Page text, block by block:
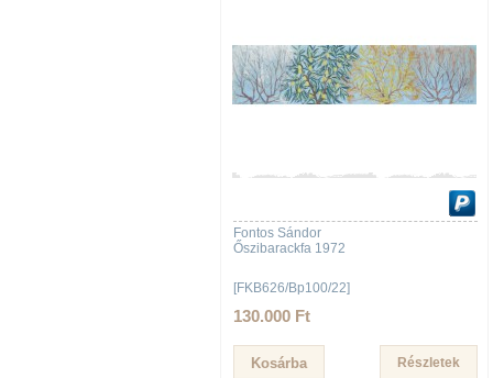
Fontos Sándor
Őszibarackfa 1972
[FKB626/Bp100/22]
130.000 Ft
Részletek